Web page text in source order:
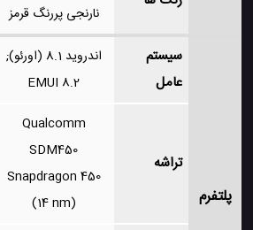
نارنجی پررنگ قرمز
پلتفرم
سیستم
عامل
اندروید 8.1 (اورئو);
EMUI 8.2
تراشه
Qualcomm
SDM450
Snapdragon 450
(14 nm)